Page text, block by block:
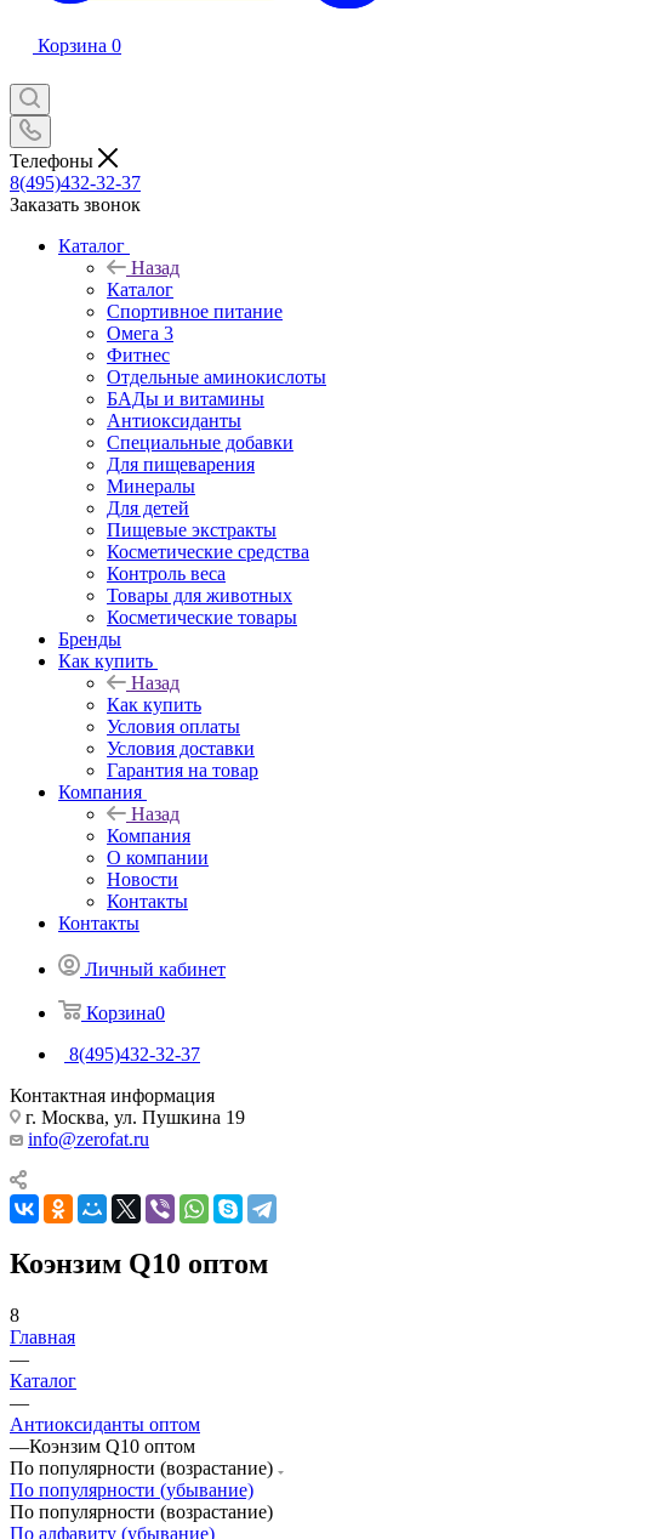
Корзина 0
Телефоны
8(495)432-32-37
Заказать звонок
Каталог
Назад
Каталог
Спортивное питание
Омега 3
Фитнес
Отдельные аминокислоты
БАДы и витамины
Антиоксиданты
Специальные добавки
Для пищеварения
Минералы
Для детей
Пищевые экстракты
Косметические средства
Контроль веса
Товары для животных
Косметические товары
Бренды
Как купить
Назад
Как купить
Условия оплаты
Условия доставки
Гарантия на товар
Компания
Назад
Компания
О компании
Новости
Контакты
Контакты
Личный кабинет
Корзина0
8(495)432-32-37
Контактная информация
г. Москва, ул. Пушкина 19
info@zerofat.ru
Коэнзим Q10 оптом
8
Главная
—
Каталог
—
Антиоксиданты оптом
—Коэнзим Q10 оптом
По популярности (возрастание)
По популярности (убывание)
По популярности (возрастание)
По алфавиту (убывание)